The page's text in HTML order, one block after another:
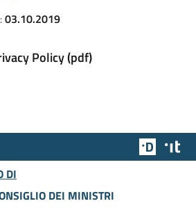
03.10.2019
Policy (pdf)
Team
DI
DEI MINISTRI